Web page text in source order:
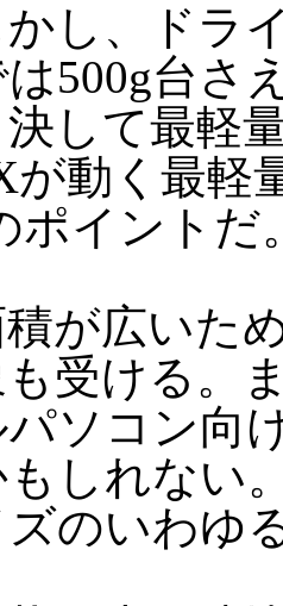
し、ドラ
は500g台さ
決して最軽
が動く最軽
ポイントだ
が広いた
受ける。
パソコン向
もしれない
のいわゆ